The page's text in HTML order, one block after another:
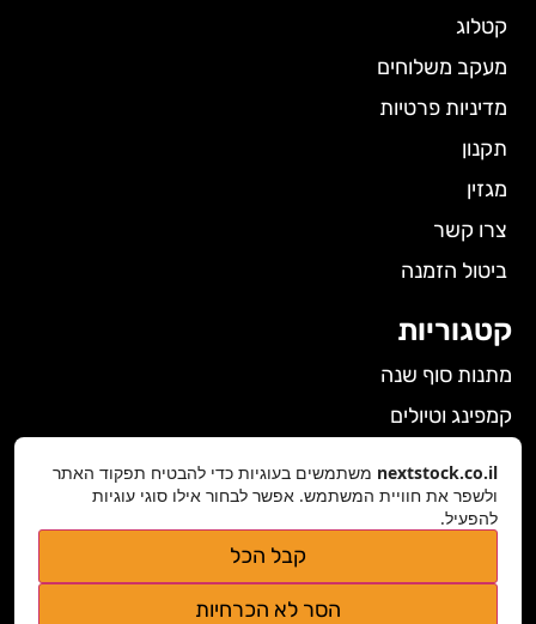
קטלוג
מעקב משלוחים
מדיניות פרטיות
תקנון
מגזין
צרו קשר
ביטול הזמנה
קטגוריות
מתנות סוף שנה
קמפינג וטיולים
גאדג'טים
nextstock.co.il@gmail.com
nextstock.co.il משתמשים בעוגיות כדי להבטיח תפקוד האתר
ולשפר את חוויית המשתמש. אפשר לבחור אילו סוגי עוגיות
להפעיל.
קבל הכל
הסר לא הכרחיות